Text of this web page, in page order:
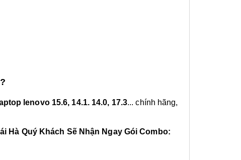
lenovo 15.6, 14.1. 14.0, 17.3... chính hãng,
Hà Quý Khách Sẽ Nhận Ngay Gói Combo: